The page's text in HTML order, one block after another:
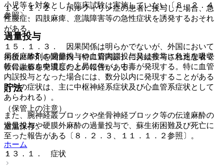
１５．１．２． ポルフィリン症の患者に投与した場合、急
性腹症、四肢麻痺、意識障害等の急性症状を誘発するおそれ
がある。
１５．１．３． 因果関係は明らかでないが、外国において
術後に本剤を関節内（特に肩関節）に持続投与された患者で
軟骨融解を発現したとの報告がある。
貯法
（保管上の注意）
室温保存。
ホーム
小児等を対象とした臨床試験は実施していない〔８．２．４
参照〕。
過量投与
局所麻酔剤の過量投与や血管内誤投与又は非常に急速な吸収
等による血中濃度の上昇に伴い、中毒が発現する。特に血管
内誤投与となった場合には、数分以内に発現することがある
（その症状は、主に中枢神経系症状及び心血管系症状として
あらわれる）。
また、腕神経叢ブロックや坐骨神経ブロック等の伝達麻酔の
過量投与や硬膜外麻酔の過量投与で、蘇生術困難及び死亡に
至った報告がある〔８．２．３、１１．１．２参照〕。
１３．１． 症状